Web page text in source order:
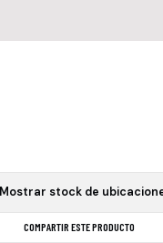
To The
Mostrar stock de
COMPARTIR ESTE PRODUCTO